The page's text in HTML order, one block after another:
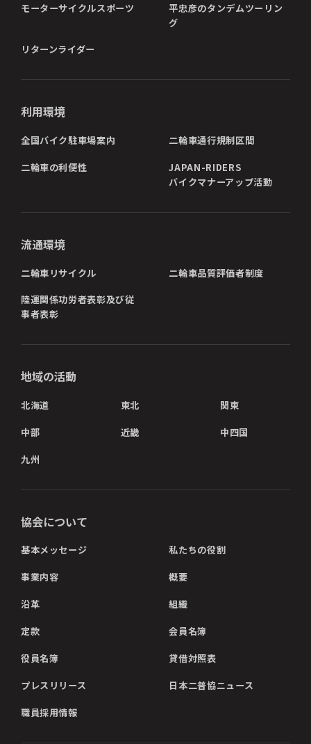
モーターサイクルスポーツ
平忠彦のタンデムツーリン
グ
リターンライダー
利用環境
全国バイク駐車場案内 二輪車通行規制区間
二輪車の利便性
JAPAN-RIDERS
バイクマナーアップ活動
流通環境
二輪車リサイクル 二輪車品質評価者制度
陸運関係功労者表彰及び従
事者表彰
地域の活動
北海道 東北 関東
中部 近畿 中四国
九州
協会について
基本メッセージ 私たちの役割
事業内容 概要
沿革 組織
定款 会員名簿
役員名簿 貸借対照表
プレスリリース 日本二普協ニュース
職員採用情報